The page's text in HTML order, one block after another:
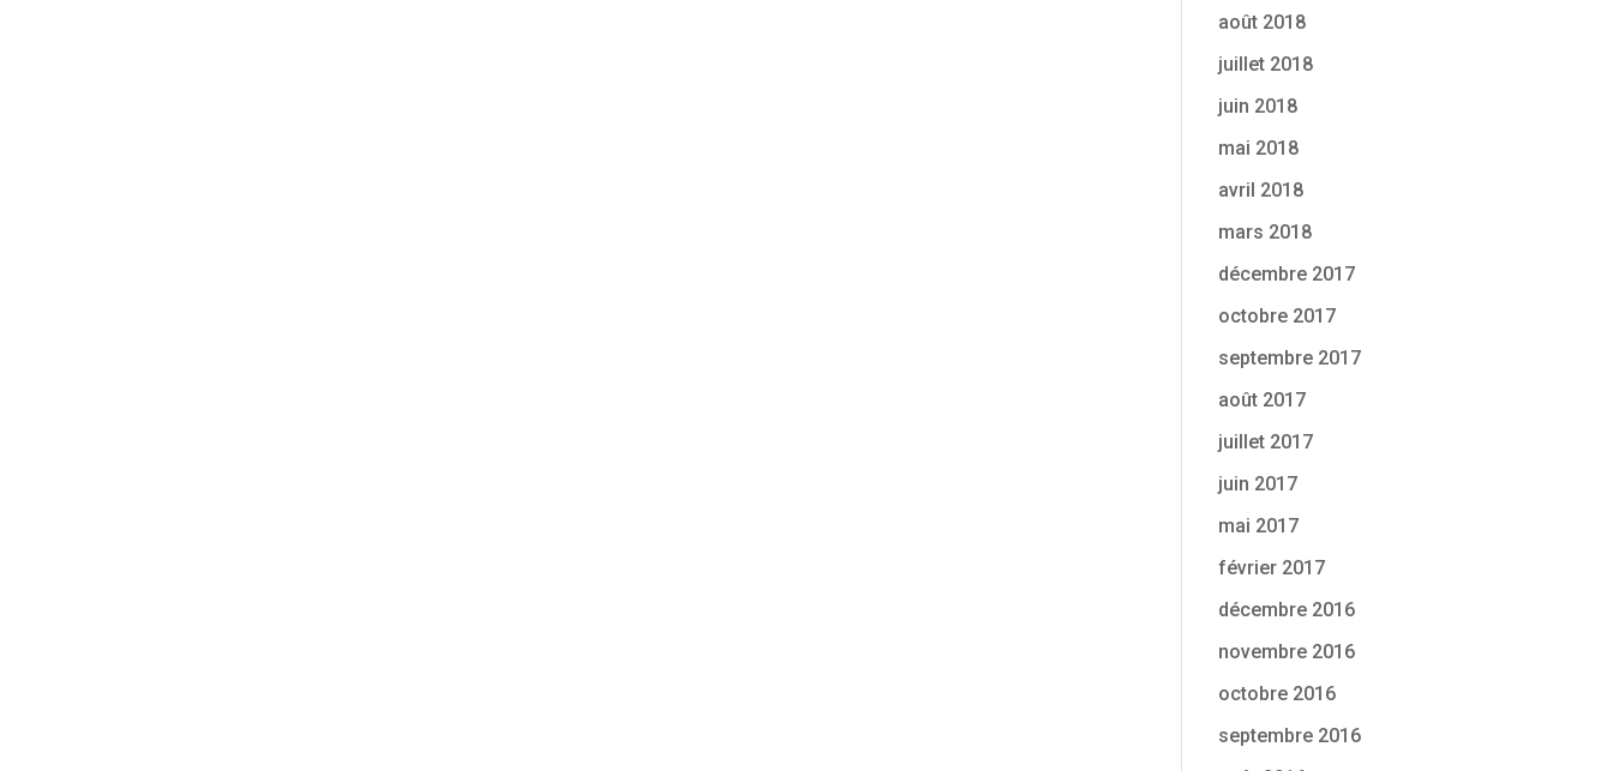
août 2018
juillet 2018
juin 2018
mai 2018
avril 2018
mars 2018
décembre 2017
octobre 2017
septembre 2017
août 2017
juillet 2017
juin 2017
mai 2017
février 2017
décembre 2016
novembre 2016
octobre 2016
septembre 2016